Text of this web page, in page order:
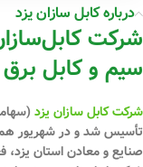
درباره کابل سازان یزد
شرکت
سیم و کابل برق
شرکت کابل سازان یزد
صنایع و معادن استان یزد،